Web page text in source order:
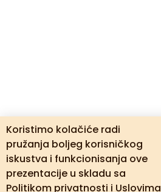
Koristimo kolačiće radi
pružanja boljeg korisničkog
iskustva i funkcionisanja ove
prezentacije u skladu sa
Politikom privatnosti i Uslovima